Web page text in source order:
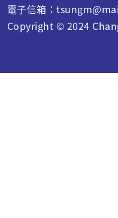
電子信箱：
Copyright © 2024 C